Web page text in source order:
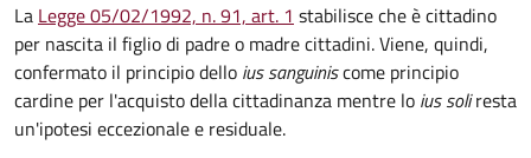
La Legge 05/02/1992, n. 91, art. 1 stabilisce che è cittadino
per nascita il figlio di padre o madre cittadini. Viene, quindi,
confermato il principio dello ius sanguiniscome principio
cardine per l'acquisto della cittadinanza mentre lo ius soliresta
un'ipotesi eccezionale e residuale.